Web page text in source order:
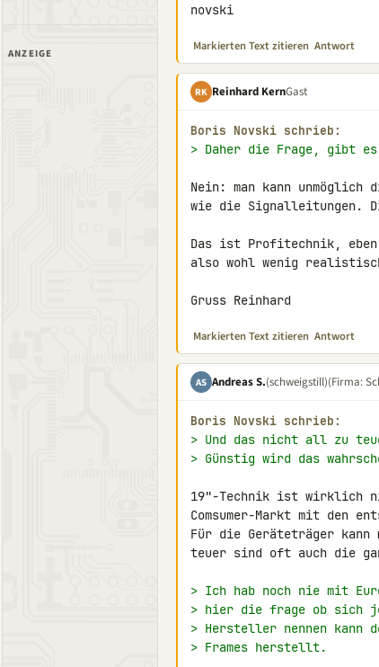
ANZEIGE
novski
Markierten Text zitieren Antwort
RK Reinhard KernGast
Boris Novski schrieb:
> Daher die Frage, gibt
Nein: man kann unmöglich
wie die Signalleitungen.
Das ist Profitechnik,
also wohl wenig
Gruss Reinhard
Markierten Text zitieren Antwort
AS Andreas S.(schweigstill)(Firma:
Boris Novski schrieb:
> Und das nicht all zu
> Günstig wird das
19"-Technik ist wirklich
Comsumer-Markt mit den
Für die Geräteträger kann
teuer sind oft auch die
> Ich hab noch nie mit
> hier die frage ob sich
> Hersteller nennen kann
> Frames herstellt.